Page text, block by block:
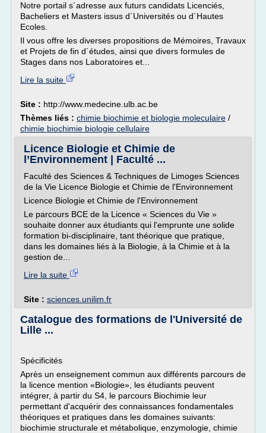
Notre portail s´adresse aux futurs candidats Licenciés,
Bacheliers et Masters issus d´Universités ou d´Hautes
Ecoles.
Il vous offre les diverses propositions de Mémoires, Travaux
et Projets de fin d´études, ainsi que divers formules de
Stages dans nos Laboratoires et...
Lire la suite
Site : http://www.medecine.ulb.ac.be
Thèmes liés : chimie biochimie et biologie moleculaire /
chimie biochimie biologie cellulaire
Licence Biologie et Chimie de
l’Environnement | Faculté ...
Faculté des Sciences & Techniques de Limoges Sciences
de la Vie Licence Biologie et Chimie de l'Environnement
Licence Biologie et Chimie de l'Environnement
Le parcours BCE de la Licence « Sciences du Vie »
souhaite donner aux étudiants qui l'emprunte une solide
formation bi-disciplinaire, tant théorique que pratique,
dans les domaines liés à la Biologie, à la Chimie et à la
gestion de...
Lire la suite
Site : sciences.unilim.fr
Catalogue des formations de l'Université de
Lille ...
Spécificités
Après un enseignement commun aux différents parcours de
la licence mention «Biologie», les étudiants peuvent
intégrer, à partir du S4, le parcours Biochimie leur
permettant d'acquérir des connaissances fondamentales
théoriques et pratiques dans les domaines suivants:
biochimie structurale et métabolique, enzymologie, chimie